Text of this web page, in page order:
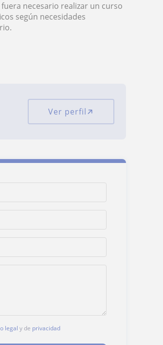
necesario realizar un curso
según necesidades
Ver perfil
legal y de privacidad